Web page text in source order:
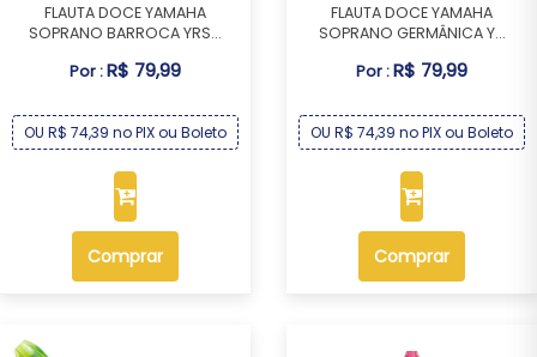
FLAUTA DOCE YAMAHA
SOPRANO BARROCA YRS...
Por :R$ 79,99
OU R$ 74,39 no PIX ou Boleto
Comprar
FLAUTA DOCE YAMAHA
SOPRANO GERMÂNICA Y...
Por :R$ 79,99
OU R$ 74,39 no PIX ou Boleto
Comprar